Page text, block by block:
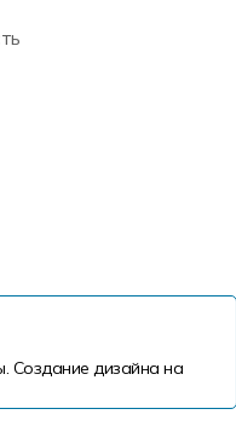
Создание дизайна на